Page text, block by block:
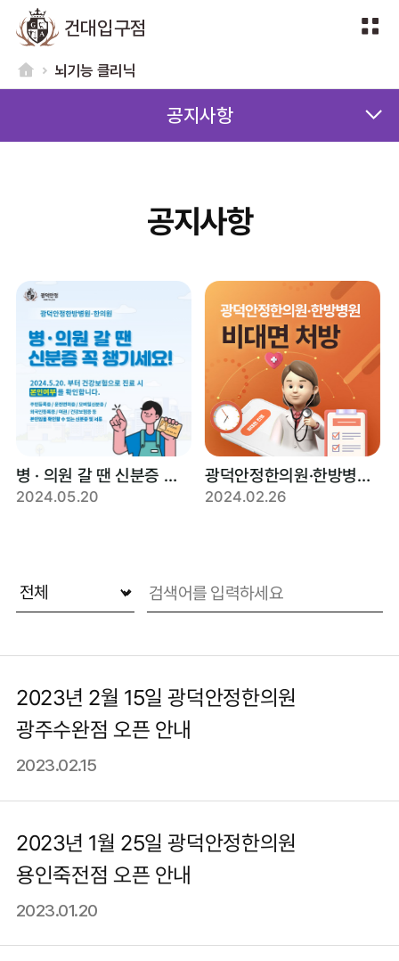
건대입구점
뇌기능 클리닉
공지사항
공지사항
병 · 의원 갈 땐 신분증 꼭 챙기세요!
2024.05.20
광덕안정한의원·한방병원 비대면 처방 가능합니다.
2024.02.26
2023년 2월 15일 광덕안정한의원
광주수완점 오픈 안내
2023.02.15
2023년 1월 25일 광덕안정한의원
용인죽전점 오픈 안내
2023.01.20